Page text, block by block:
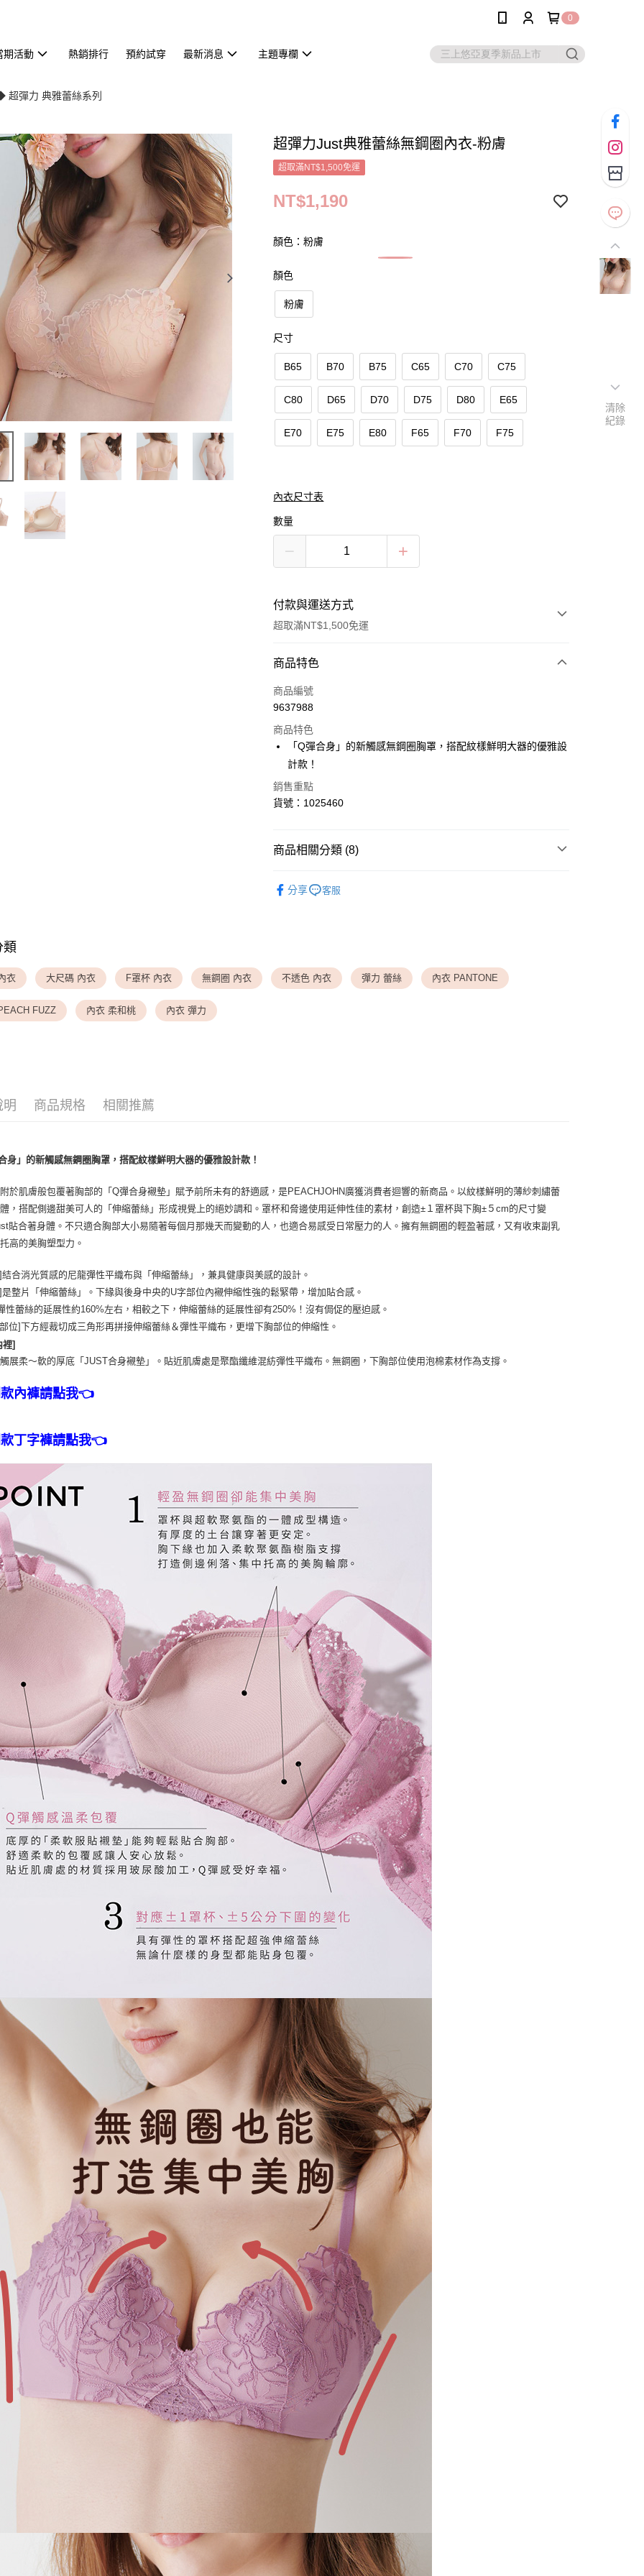
0
期活動 熱銷排行 預約試穿 最新消息 主題專欄
超彈力 典雅蕾絲系列
超彈力Just典雅蕾絲無鋼圈內衣-粉膚
超取滿NT$1,500免運
NT$1,190
顏色：粉膚
顏色
粉膚
尺寸
B65 B70 B75 C65 C70 C75
C80 D65 D70 D75 D80 E65
E70 E75 E80 F65 F70 F75
內衣尺寸表
數量
付款與運送方式
超取滿NT$1,500免運
付款方式
信用卡一次付款
LINE Pay
Apple Pay
全家取貨付款
付款後全家取貨
<無合作配送請勿選取>付款後萊爾富取貨
商品特色
商品編號
9637988
商品特色
「Q彈合身」的新觸感無鋼圈胸罩，搭配紋樣鮮明大器的優雅設
計款！
銷售重點
貨號：1025460
商品相關分類 (8)
蕾絲系列
▎ SIZE ▸ 罩杯尺寸 ◆ F罩杯
分享 客服
類
衣 大尺碼 內衣 F罩杯 內衣 無鋼圈 內衣 不透色 內衣 彈力 蕾絲 內衣 PANTONE
FUZZ 內衣 柔和桃 內衣 彈力
明 商品規格 相關推薦
身」的新觸感無鋼圈胸罩，搭配紋樣鮮明大器的優雅設計款！
於肌膚般包覆著胸部的「Q彈合身襯墊」賦予前所未有的舒適感，是PEACHJOHN廣獲消費者迴響的新商品。以紋樣鮮明的薄紗刺繡蕾
，搭配側邊甜美可人的「伸縮蕾絲」形成視覺上的絕妙調和。罩杯和脅邊使用延伸性佳的素材，創造±１罩杯與下胸±５cm的尺寸變
貼合著身體。不只適合胸部大小易隨著每個月那幾天而變動的人，也適合易感受日常壓力的人。擁有無鋼圈的輕盈著感，又有收束副乳
高的美胸塑型力。
合消光質感的尼龍彈性平織布與「伸縮蕾絲」，兼具健康與美感的設計。
整片「伸縮蕾絲」。下緣與後身中央的U字部位內襯伸縮性強的鬆緊帶，增加貼合感。
性蕾絲的延展性約160%左右，相較之下，伸縮蕾絲的延展性卻有250%！沒有侷促的壓迫感。
位]下方經裁切成三角形再拼接伸縮蕾絲＆彈性平織布，更增下胸部位的伸縮性。
裡]
展柔～軟的厚底「JUST合身襯墊」。貼近肌膚處是聚酯纖維混紡彈性平織布。無鋼圈，下胸部位使用泡棉素材作為支撐。
內褲請點我👈
丁字褲請點我👈
清除
紀錄